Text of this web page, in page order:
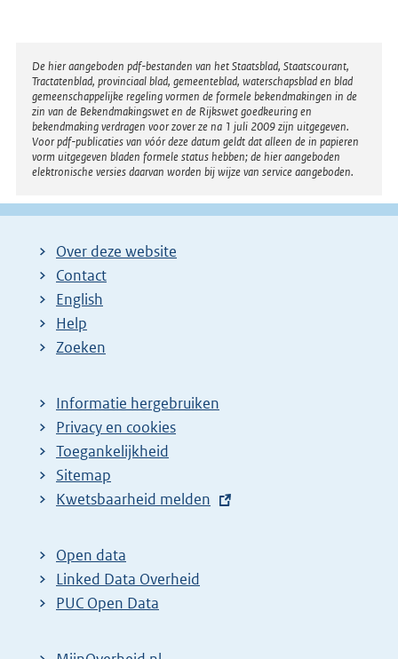
i
n
k
:
Disclaimer
De hier aangeboden pdf-bestanden van het Staatsblad, Staatscourant,
Tractatenblad, provinciaal blad, gemeenteblad, waterschapsblad en blad
gemeenschappelijke regeling vormen de formele bekendmakingen in de
zin van de Bekendmakingswet en de Rijkswet goedkeuring en
bekendmaking verdragen voor zover ze na 1 juli 2009 zijn uitgegeven.
Voor pdf-publicaties van vóór deze datum geldt dat alleen de in papieren
vorm uitgegeven bladen formele status hebben; de hier aangeboden
elektronische versies daarvan worden bij wijze van service aangeboden.
Over deze website
Contact
English
Help
Zoeken
Informatie hergebruiken
Privacy en cookies
Toegankelijkheid
Sitemap
E
t
e
r
Kwetsbaarheid melden
Open data
Linked Data Overheid
PUC Open Data